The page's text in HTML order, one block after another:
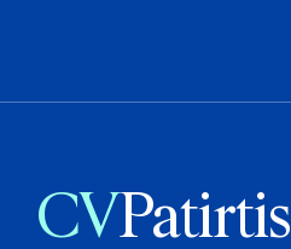
CVPatirtis